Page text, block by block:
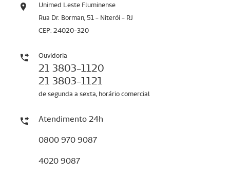
Unimed Leste Fluminense
Rua Dr. Borman, 51 - Niterói - RJ
CEP: 24020-320
Ouvidoria
21 3803-1120
21 3803-1121
de segunda a sexta, horário comercial
Atendimento 24h
0800 970 9087
4020 9087